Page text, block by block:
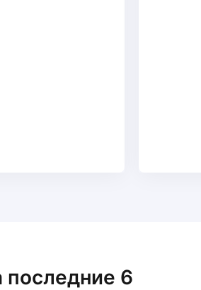
последние 6